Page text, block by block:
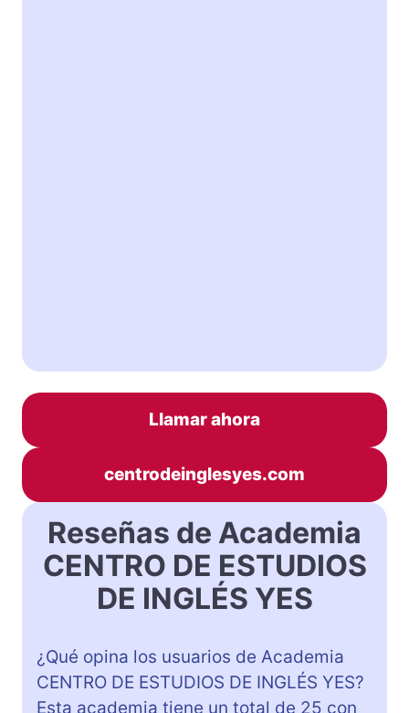
Llamar ahora
centrodeinglesyes.com
Reseñas de Academia
CENTRO DE ESTUDIOS
DE INGLÉS YES
¿Qué opina los usuarios de Academia
CENTRO DE ESTUDIOS DE INGLÉS YES?
Esta academia tiene un total de 25 con